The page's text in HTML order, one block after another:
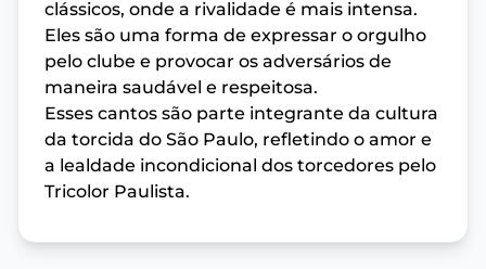
clássicos, onde a rivalidade é mais intensa.
Eles são uma forma de expressar o orgulho
pelo clube e provocar os adversários de
maneira saudável e respeitosa.
Esses cantos são parte integrante da cultura
da torcida do São Paulo, refletindo o amor e
a lealdade incondicional dos torcedores pelo
Tricolor Paulista.